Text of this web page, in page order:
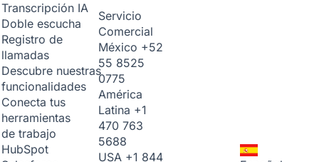
Transcripción IA
Doble escucha
Registro de
llamadas
Descubre nuestras
funcionalidades
Conecta tus
herramientas
de trabajo
HubSpot
Servicio
Comercial
México +52
55 8525
0775
América
Latina +1
470 763
5688
USA +1 844